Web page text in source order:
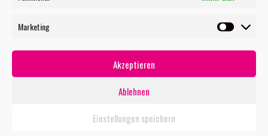
Marketing
Akzeptieren
Ablehnen
Einstellungen speichern
27.07 OPEN AIR KINO - EXTRAWURST
27.07 OPEN AIR KINO: KOMBI-TICKET 3 FILME